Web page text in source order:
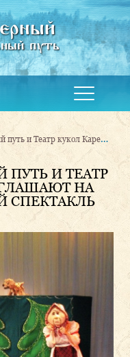
путь
Северный духовный путь и Театр кукол Карелии приглашают на благотворительный спектакль
И ТЕАТР
НА
СПЕКТАКЛЬ